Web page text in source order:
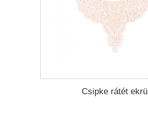
Csipke rátét ekrü